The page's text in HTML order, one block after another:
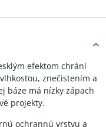
efektom chráni
znečistením a
báze má nízky zápach
projekty.
ochrannú vrstvu a